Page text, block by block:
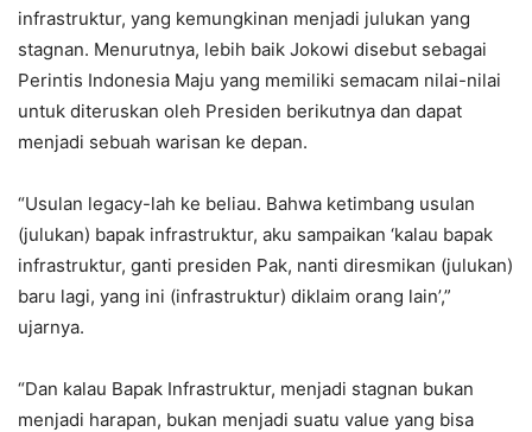
infrastruktur, yang kemungkinan menjadi julukan yang
stagnan. Menurutnya, lebih baik Jokowi disebut sebagai
Perintis Indonesia Maju yang memiliki semacam nilai-nilai
untuk diteruskan oleh Presiden berikutnya dan dapat
menjadi sebuah warisan ke depan.
“Usulan legacy-lah ke beliau. Bahwa ketimbang usulan
(julukan) bapak infrastruktur, aku sampaikan ‘kalau bapak
infrastruktur, ganti presiden Pak, nanti diresmikan (julukan)
baru lagi, yang ini (infrastruktur) diklaim orang lain’,”
ujarnya.
“Dan kalau Bapak Infrastruktur, menjadi stagnan bukan
menjadi harapan, bukan menjadi suatu value yang bisa